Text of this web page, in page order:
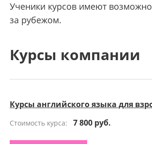
Ученики курсов имеют
за рубежом.
Курсы компании
Курсы английского языка для
Стоимость курса: 7 800 руб.